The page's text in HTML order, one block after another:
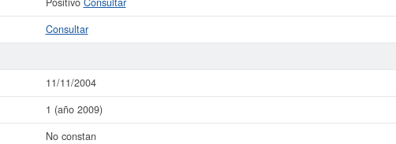
Consultar
11/11/2004
1 (año 2009)
No constan